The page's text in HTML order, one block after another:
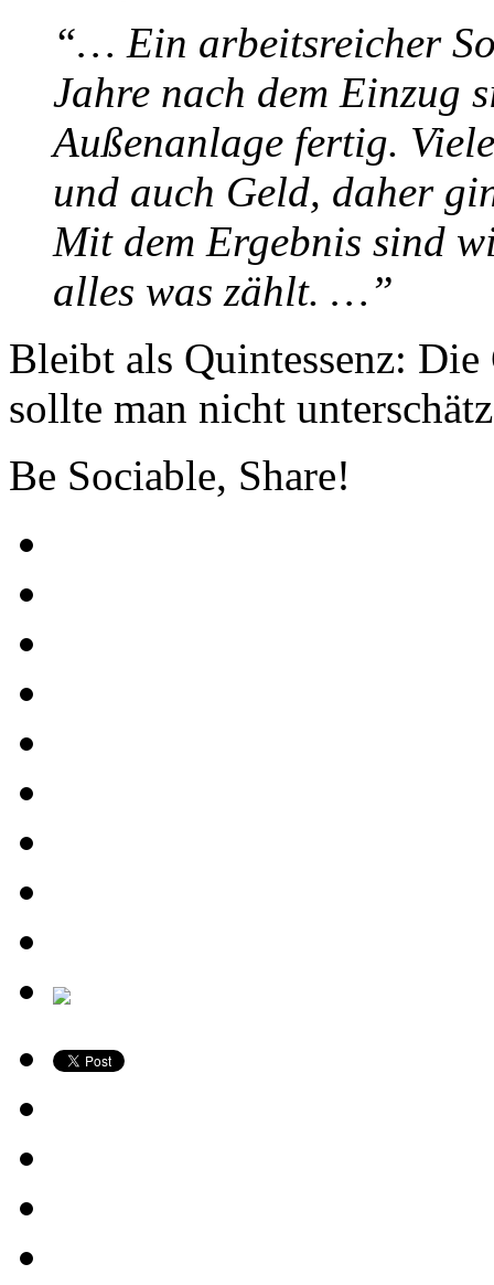
“… Ein arbeitsreicher
Jahre nach dem Einzug
Außenanlage fertig.
und auch Geld, daher
Mit dem Ergebnis sind
alles was zählt. …”
Bleibt als Quintessenz:
sollte man nicht
Be Sociable, Share!